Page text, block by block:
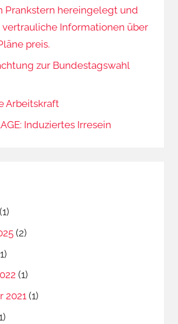
Prankstern hereingelegt und
vertrauliche Informationen über
preis.
zur Bundestagswahl
Arbeitskraft
Induziertes Irresein
(1)
(2)
(1)
2021(1)